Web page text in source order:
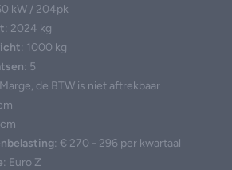
kW / 204pk
: 2024 kg
: 1000 kg
: 5
de BTW is niet aftrekbaar
: € 270 - 296 per kwartaal
: Euro Z